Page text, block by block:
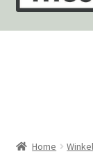
Wandtegels
Mozaïekvellen
Home Winkel